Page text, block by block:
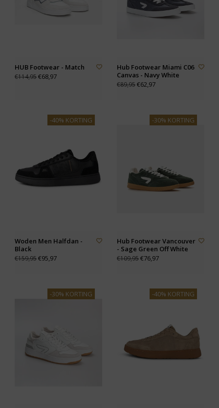
HUB Footwear - Match
€114,95€68,97
Hub Footwear Miami C06
Canvas - Navy White
€89,95€62,97
-40% KORTING
Woden Men Halfdan -
Black
€159,95€95,97
-30% KORTING
Hub Footwear Vancouver
- Sage Green Off White
€109,95€76,97
-30% KORTING -40% KORTING